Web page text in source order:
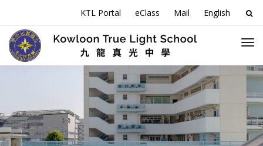
KTL Portal eClass Mail English
搜
尋
關